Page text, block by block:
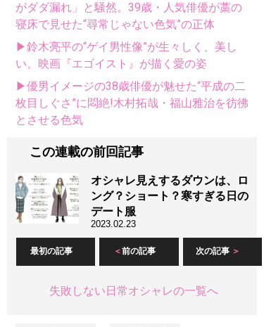
がダダ漏れ」と騒然。39歳・人気俳優が藁の
寝床で見せた“尋常じゃない色気”の正体
▶鈴木亮平の“ゲイ男性像”が生々しく、美し
い。映画『エゴイスト』が描く愛の姿
▶優男イメージの38歳俳優が魅せた“平成の二
枚目しぐさ”に悶絶!木村拓哉・福山雅治を彷彿
とさせる色気
この連載の前回記事
オシャレ見えするダウンは、ロ
ング？ショート？寒すぎる日の
デート服
2023.02.23
最初の記事 前の記事 次の記事
失敗しない日常オシャレの一覧へ